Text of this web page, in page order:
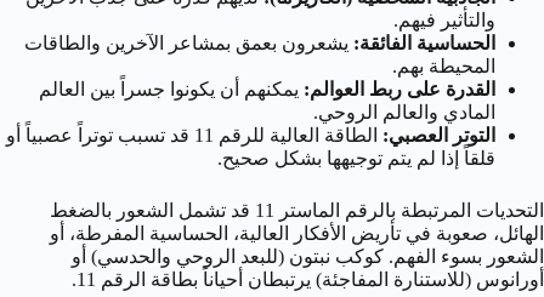
والتأثير فيهم.
الحساسية الفائقة: يشعرون بعمق بمشاعر الآخرين والطاقات
المحيطة بهم.
القدرة على ربط العوالم: يمكنهم أن يكونوا جسراً بين العالم
المادي والعالم الروحي.
التوتر العصبي:
الطاقة العالية للرقم 11 قد تسبب توتراً عصبياً أو
قلقاً إذا لم يتم توجيهها بشكل صحيح.
التحديات المرتبطة بالرقم الماستر 11 قد تشمل الشعور بالضغط
الهائل، صعوبة في تأريض الأفكار العالية، الحساسية المفرطة، أو
الشعور بسوء الفهم. كوكب نبتون (للبعد الروحي والحدسي) أو
أورانوس (للاستنارة المفاجئة) يرتبطان أحياناً بطاقة الرقم 11.